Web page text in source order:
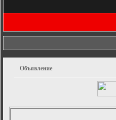
Объявление